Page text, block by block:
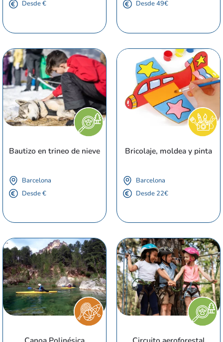
Desde €
Desde 49€
Bautizo en trineo de nieve
Barcelona
Desde €
Bricolaje, moldea y pinta
Barcelona
Desde 22€